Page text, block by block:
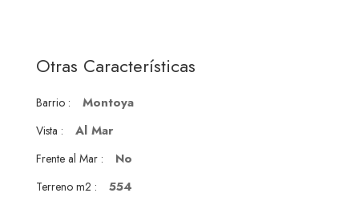
Otras Características
Barrio : Montoya
Vista : Al Mar
Frente al Mar : No
Terreno m2 : 554